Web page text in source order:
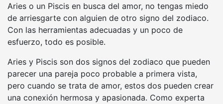
Aries o un Piscis en busca del amor, no tengas miedo
de arriesgarte con alguien de otro signo del zodiaco.
Con las herramientas adecuadas y un poco de
esfuerzo, todo es posible.
Aries y Piscis son dos signos del zodiaco que pueden
parecer una pareja poco probable a primera vista,
pero cuando se trata de amor, estos dos pueden crear
una conexión hermosa y apasionada. Como experta